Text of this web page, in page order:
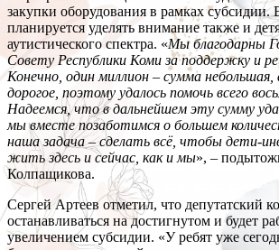
закупки оборудования в рамках
планируется уделять внимание также и
аутистического спектра. «Мы благодарны
Совету Республики Коми за поддержку и
Конечно, один миллион – сумма небольшая,
дорогое, поэтому удалось помочь всего
Надеемся, что в дальнейшем эту сумму
мы вместе позаботимся о большем
наша задача – сделать всё, чтобы дети-
жить здесь и сейчас, как и мы», –
Колпащикова.
Сергей Артеев отметил, что депутатский
останавливаться на достигнутом и будет
увеличением субсидии. «У ребят уже